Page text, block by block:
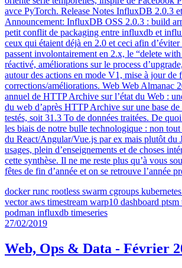
avce PyTorch. Release Notes InfluxDB 2.0.3
Announcement: InfluxDB OSS 2.0.3 : build
petit conflit de packaging entre influxdb et
ceux qui étaient déjà en 2.0 et ceci afin
passent involontairement en 2.x, le “delete with
réactivé, améliorations sur le process
autour des actions en mode V1, mise à jour de
corrections/améliorations. Web Web Almanac
annuel de HTTP Archive sur l’état du Web :
du web d’après HTTP Archive sur une base
testés, soit 31.3 To de données traitées. De
les biais de notre bulle technologique : non
du React/Angular/Vue.js par ex mais plutôt du
usages, plein d’enseignements et de choses
cette synthèse. Il ne me reste plus qu’à vous
fêtes de fin d’année et on se retrouve l’année
docker runc rootless swarm cgroups kubernetes
vector aws timestream warp10 dashboard ptsm
podman influxdb timeseries
27/02/2019
Web, Ops & Data - Février